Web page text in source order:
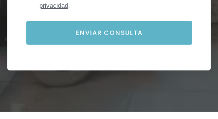
privacidad.